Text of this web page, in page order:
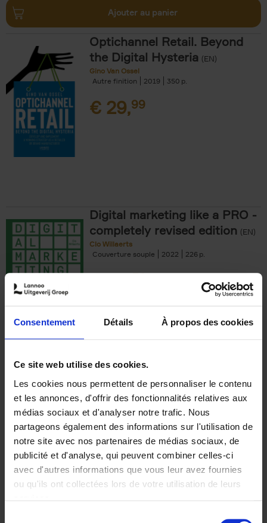
Consentement Détails À propos des cookies
Ce site web utilise des cookies.
Les cookies nous permettent de personnaliser le contenu
et les annonces, d'offrir des fonctionnalités relatives aux
médias sociaux et d'analyser notre trafic. Nous
partageons également des informations sur l'utilisation de
notre site avec nos partenaires de médias sociaux, de
publicité et d'analyse, qui peuvent combiner celles-ci
avec d'autres informations que vous leur avez fournies
ou qu'ils ont collectées lors de votre utilisation de leurs
Ajouter au panier
Optichannel Retail. Beyond
the Digital Hysteria (EN)
Gino Van Ossel
Autre finition
2019 350
€ 29,99
Digital marketing like a PRO -
completely revised edition (EN)
Clo Willaerts
Couverture souple
2022 226
€35,50
The Offer You Can't
Refuse
Steven Van Belleghem
Couverture souple
2020 256
€37,50